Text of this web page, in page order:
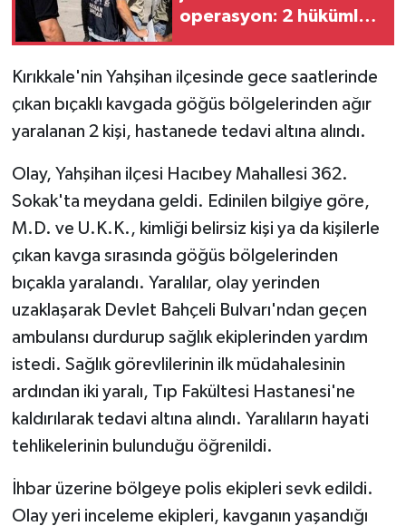
operasyon: 2 hükümlü
Kırıkkale'nin Yahşihan ilçesinde gece saatlerinde
çıkan bıçaklı kavgada göğüs bölgelerinden ağır
yaralanan 2 kişi, hastanede tedavi altına alındı.
Olay, Yahşihan ilçesi Hacıbey Mahallesi 362.
Sokak'ta meydana geldi. Edinilen bilgiye göre,
M.D. ve U.K.K., kimliği belirsiz kişi ya da kişilerle
çıkan kavga sırasında göğüs bölgelerinden
bıçakla yaralandı. Yaralılar, olay yerinden
uzaklaşarak Devlet Bahçeli Bulvarı'ndan geçen
ambulansı durdurup sağlık ekiplerinden yardım
istedi. Sağlık görevlilerinin ilk müdahalesinin
ardından iki yaralı, Tıp Fakültesi Hastanesi'ne
kaldırılarak tedavi altına alındı. Yaralıların hayati
tehlikelerinin bulunduğu öğrenildi.
İhbar üzerine bölgeye polis ekipleri sevk edildi.
Olay yeri inceleme ekipleri, kavganın yaşandığı
GENEL
GÜNDEM
Güvenlik
HABERDE İNSAN
İNSAN
İş Dünyası
Jandarma
Kadın
MAGAZİN